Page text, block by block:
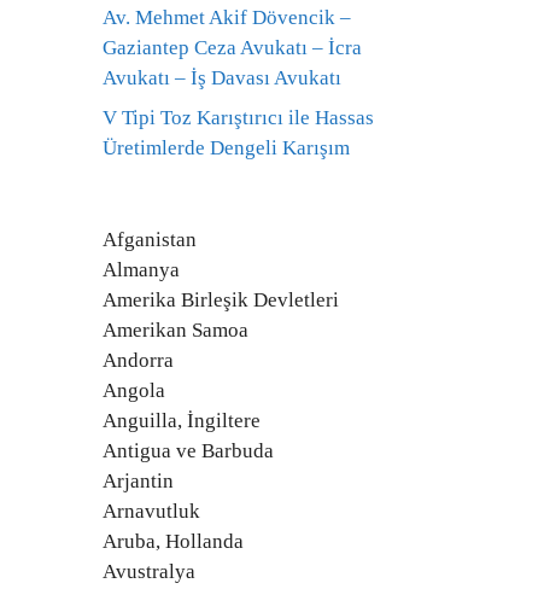
Av. Mehmet Akif Dövencik –
Gaziantep Ceza Avukatı – İcra
Avukatı – İş Davası Avukatı
V Tipi Toz Karıştırıcı ile Hassas
Üretimlerde Dengeli Karışım
Afganistan
Almanya
Amerika Birleşik Devletleri
Amerikan Samoa
Andorra
Angola
Anguilla, İngiltere
Antigua ve Barbuda
Arjantin
Arnavutluk
Aruba, Hollanda
Avustralya